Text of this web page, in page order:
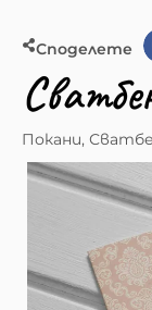
Споделете
Покани,